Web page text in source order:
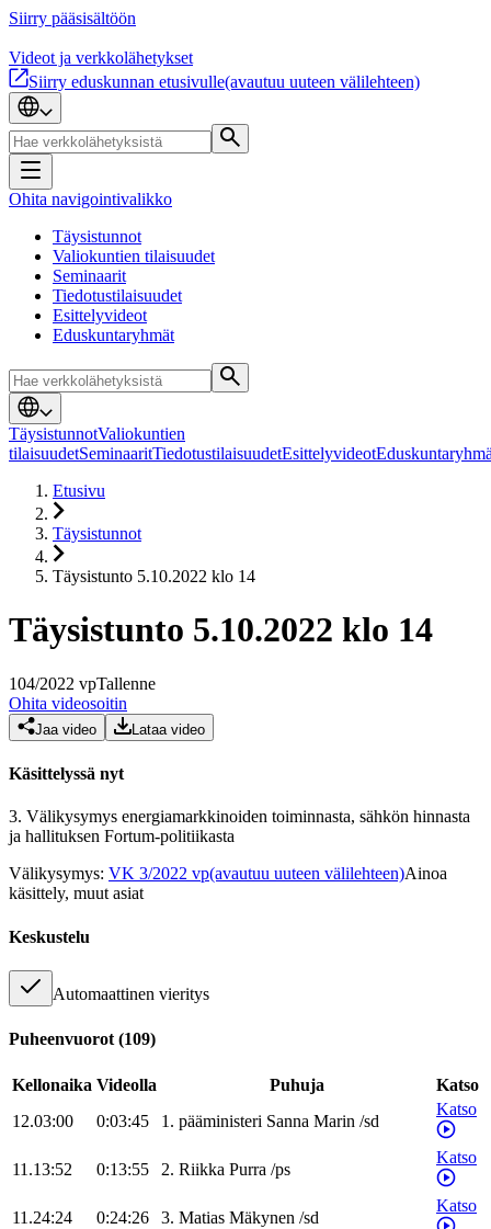
Siirry pääsisältöön
Videot ja verkkolähetykset
Siirry eduskunnan etusivulle(avautuu uuteen välilehteen)
Ohita navigointivalikko
Täysistunnot
Valiokuntien tilaisuudet
Seminaarit
Tiedotustilaisuudet
Esittelyvideot
Eduskuntaryhmät
TäysistunnotValiokuntien
tilaisuudetSeminaaritTiedotustilaisuudetEsittelyvideot
Etusivu
Täysistunnot
Täysistunto 5.10.2022 klo 14
Täysistunto 5.10.2022 klo 14
104/2022 vpTallenne
Ohita videosoitin
Jaa video Lataa video
Käsittelyssä nyt
3. Välikysymys energiamarkkinoiden toiminnasta, sähkön hinnasta
ja hallituksen Fortum-politiikasta
Välikysymys: VK 3/2022 vp(avautuu uuteen välilehteen)Ainoa
käsittely, muut asiat
Keskustelu
Automaattinen vieritys
Puheenvuorot (109)
Kellonaika Videolla Puhuja
Katso
12.03:00
0:03:45 1. pääministeri Sanna Marin /sd
Katso
11.13:52 0:13:55 2. Riikka Purra /ps
Katso
11.24:24 0:24:26 3. Matias Mäkynen /sd
Katso